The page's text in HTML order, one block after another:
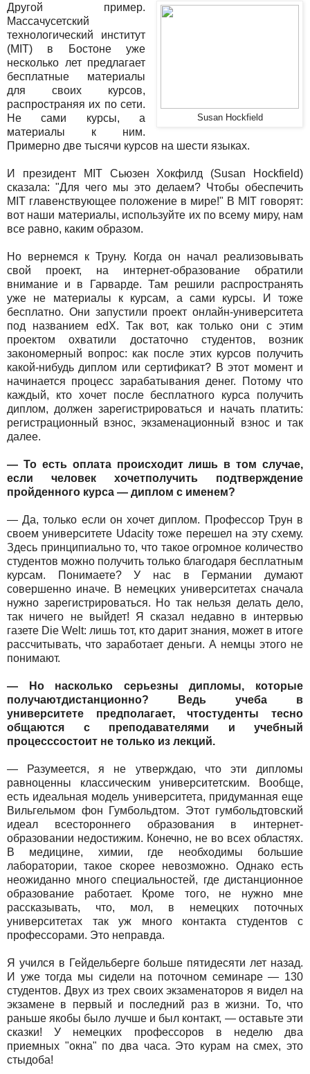
Susan Hockfield
Другой пример.
Массачусетский
технологический институт
(MIT) в Бостоне уже
несколько лет предлагает
бесплатные материалы
для своих курсов,
распространяя их по сети.
Не сами курсы, а
материалы к ним.
Примерно две тысячи курсов на шести языках.
И президент MIT Сьюзен Хокфилд (Susan Hockfield)
сказала: "Для чего мы это делаем? Чтобы обеспечить
MIT главенствующее положение в мире!" В MIT говорят:
вот наши материалы, используйте их по всему миру, нам
все равно, каким образом.
Но вернемся к Труну. Когда он начал реализовывать
свой проект, на интернет-образование обратили
внимание и в Гарварде. Там решили распространять
уже не материалы к курсам, а сами курсы. И тоже
бесплатно. Они запустили проект онлайн-университета
под названием edX. Так вот, как только они с этим
проектом охватили достаточно студентов, возник
закономерный вопрос: как после этих курсов получить
какой-нибудь диплом или сертификат? В этот момент и
начинается процесс зарабатывания денег. Потому что
каждый, кто хочет после бесплатного курса получить
диплом, должен зарегистрироваться и начать платить:
регистрационный взнос, экзаменационный взнос и так
далее.
— То есть оплата происходит лишь в том случае,
если человек хочетполучить подтверждение
пройденного курса — диплом с именем?
— Да, только если он хочет диплом. Профессор Трун в
своем университете Udacity тоже перешел на эту схему.
Здесь принципиально то, что такое огромное количество
студентов можно получить только благодаря бесплатным
курсам. Понимаете? У нас в Германии думают
совершенно иначе. В немецких университетах сначала
нужно зарегистрироваться. Но так нельзя делать дело,
так ничего не выйдет! Я сказал недавно в интервью
газете Die Welt: лишь тот, кто дарит знания, может в итоге
рассчитывать, что заработает деньги. А немцы этого не
понимают.
— Но насколько серьезны дипломы, которые
получаютдистанционно? Ведь учеба в
университете предполагает, чтостуденты тесно
общаются с преподавателями и учебный
процесссостоит не только из лекций.
— Разумеется, я не утверждаю, что эти дипломы
равноценны классическим университетским. Вообще,
есть идеальная модель университета, придуманная еще
Вильгельмом фон Гумбольдтом. Этот гумбольдтовский
идеал всестороннего образования в интернет-
образовании недостижим. Конечно, не во всех областях.
В медицине, химии, где необходимы большие
лаборатории, такое скорее невозможно. Однако есть
неожиданно много специальностей, где дистанционное
образование работает. Кроме того, не нужно мне
рассказывать, что, мол, в немецких поточных
университетах так уж много контакта студентов с
профессорами. Это неправда.
Я учился в Гейдельберге больше пятидесяти лет назад.
И уже тогда мы сидели на поточном семинаре — 130
студентов. Двух из трех своих экзаменаторов я видел на
экзамене в первый и последний раз в жизни. То, что
раньше якобы было лучше и был контакт, — оставьте эти
сказки! У немецких профессоров в неделю два
приемных "окна" по два часа. Это курам на смех, это
стыдоба!